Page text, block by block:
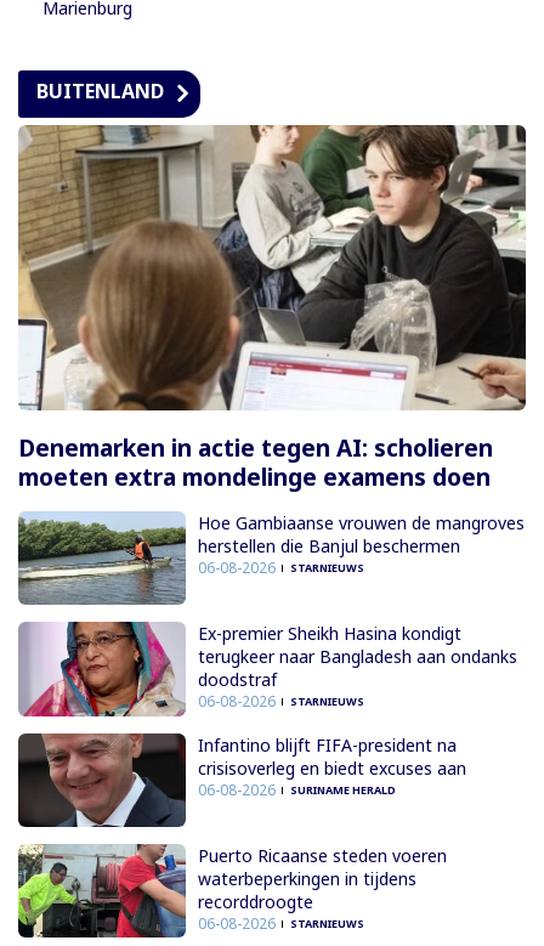
Marienburg
BUITENLAND
Denemarken in actie tegen AI: scholieren
moeten extra mondelinge examens doen
Hoe Gambiaanse vrouwen de mangroves
herstellen die Banjul beschermen
06-08-2026 STARNIEUWS
Ex-premier Sheikh Hasina kondigt
terugkeer naar Bangladesh aan ondanks
doodstraf
06-08-2026 STARNIEUWS
Infantino blijft FIFA-president na
crisisoverleg en biedt excuses aan
06-08-2026 SURINAME HERALD
Puerto Ricaanse steden voeren
waterbeperkingen in tijdens
recorddroogte
06-08-2026 STARNIEUWS